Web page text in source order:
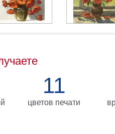
11
цветов печати